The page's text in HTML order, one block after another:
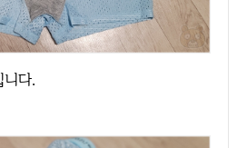
니다.